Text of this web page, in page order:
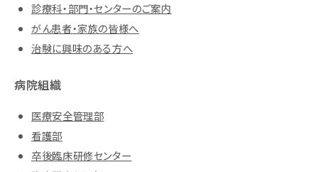
診療科・部門・センターのご案内
がん患者・家族の皆様へ
治験に興味のある方へ
病院組織
医療安全管理部
看護部
卒後臨床研修センター